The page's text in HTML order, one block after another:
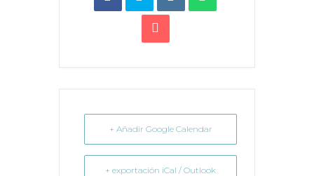
+ Añadir Google Calendar
+ exportación iCal / Outlook